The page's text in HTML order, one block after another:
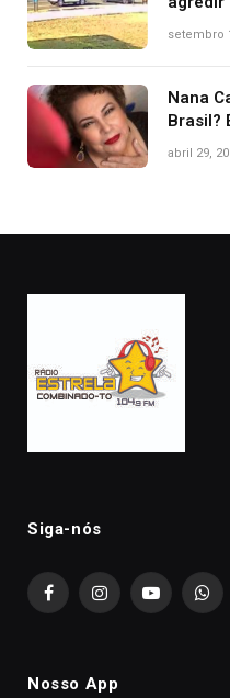
setembro
Nana
Brasil?
abril 29,
Siga-nós
FacebookInstagramYouTube
Nosso App